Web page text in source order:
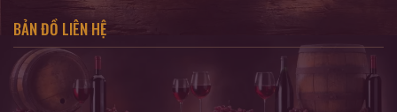
BẢN ĐỒ LIÊN HỆ